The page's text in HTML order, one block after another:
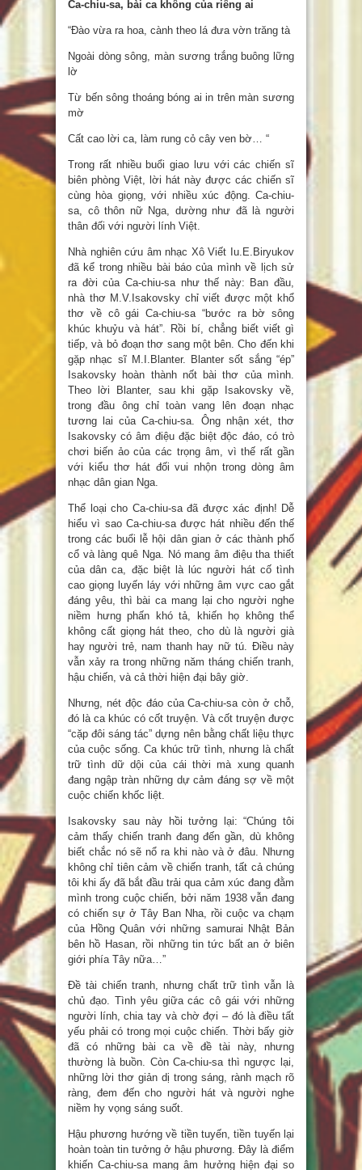
Ca-chiu-sa, bài ca không của riêng ai
“Đào vừa ra hoa, cành theo lá đưa vờn trăng tà
Ngoài dòng sông, màn sương trắng buông lững
lờ
Từ bến sông thoáng bóng ai in trên màn sương
mờ
Cất cao lời ca, làm rung cỏ cây ven bờ… “
Trong rất nhiều buổi giao lưu với các chiến sĩ
biên phòng Việt, lời hát này được các chiến sĩ
cùng hòa giọng, với nhiều xúc động. Ca-chiu-
sa, cô thôn nữ Nga, dường như đã là người
thân đối với người lính Việt.
Nhà nghiên cứu âm nhạc Xô Viết Iu.E.Biryukov
đã kể trong nhiều bài báo của mình về lịch sử
ra đời của Ca-chiu-sa như thế này: Ban đầu,
nhà thơ M.V.Isakovsky chỉ viết được một khổ
thơ về cô gái Ca-chiu-sa “bước ra bờ sông
khúc khuỷu và hát”. Rồi bí, chẳng biết viết gì
tiếp, và bỏ đoạn thơ sang một bên. Cho đến khi
gặp nhạc sĩ M.I.Blanter. Blanter sốt sắng “ép”
Isakovsky hoàn thành nốt bài thơ của mình.
Theo lời Blanter, sau khi gặp Isakovsky về,
trong đầu ông chỉ toàn vang lên đoạn nhạc
tương lai của Ca-chiu-sa. Ông nhận xét, thơ
Isakovsky có âm điệu đặc biệt độc đáo, có trò
chơi biến ảo của các trọng âm, vì thế rất gần
với kiểu thơ hát đối vui nhộn trong dòng âm
nhạc dân gian Nga.
Thể loại cho Ca-chiu-sa đã được xác định! Dễ
hiểu vì sao Ca-chiu-sa được hát nhiều đến thế
trong các buổi lễ hội dân gian ở các thành phố
cổ và làng quê Nga. Nó mang âm điệu tha thiết
của dân ca, đặc biệt là lúc người hát cố tình
cao giọng luyến láy với những âm vực cao gắt
đáng yêu, thì bài ca mang lại cho người nghe
niềm hưng phấn khó tả, khiến họ không thể
không cất giọng hát theo, cho dù là người già
hay người trẻ, nam thanh hay nữ tú. Điều này
vẫn xảy ra trong những năm tháng chiến tranh,
hậu chiến, và cả thời hiện đại bây giờ.
Nhưng, nét độc đáo của Ca-chiu-sa còn ở chỗ,
đó là ca khúc có cốt truyện. Và cốt truyện được
“cặp đôi sáng tác” dựng nên bằng chất liệu thực
của cuộc sống. Ca khúc trữ tình, nhưng là chất
trữ tình dữ dội của cái thời mà xung quanh
đang ngập tràn những dự cảm đáng sợ về một
cuộc chiến khốc liệt.
Isakovsky sau này hồi tưởng lại: “Chúng tôi
cảm thấy chiến tranh đang đến gần, dù không
biết chắc nó sẽ nổ ra khi nào và ở đâu. Nhưng
không chỉ tiên cảm về chiến tranh, tất cả chúng
tôi khi ấy đã bắt đầu trải qua cảm xúc đang đằm
mình trong cuộc chiến, bởi năm 1938 vẫn đang
có chiến sự ở Tây Ban Nha, rồi cuộc va chạm
của Hồng Quân với những samurai Nhật Bản
bên hồ Hasan, rồi những tin tức bất an ở biên
giới phía Tây nữa…”
Đề tài chiến tranh, nhưng chất trữ tình vẫn là
chủ đạo. Tình yêu giữa các cô gái với những
người lính, chia tay và chờ đợi – đó là điều tất
yếu phải có trong mọi cuộc chiến. Thời bấy giờ
đã có những bài ca về đề tài này, nhưng
thường là buồn. Còn Ca-chiu-sa thì ngược lại,
những lời thơ giản dị trong sáng, rành mạch rõ
ràng, đem đến cho người hát và người nghe
niềm hy vọng sáng suốt.
Hậu phương hướng về tiền tuyến, tiền tuyến lại
hoàn toàn tin tưởng ở hậu phương. Đây là điểm
khiến Ca-chiu-sa mang âm hưởng hiện đại so